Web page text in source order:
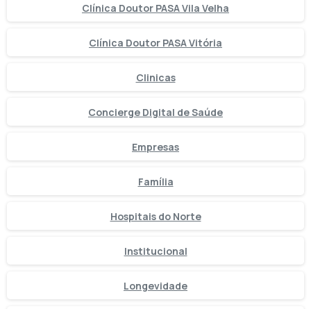
Clínica Doutor PASA Vila Velha
Clínica Doutor PASA Vitória
Clinicas
Concierge Digital de Saúde
Empresas
Família
Hospitais do Norte
Institucional
Longevidade